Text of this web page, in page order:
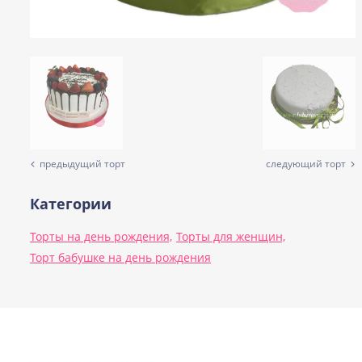
предыдущий торт следующий торт
Категории
Торты на день рождения, Торты для женщин,
Торт бабушке на день рождения